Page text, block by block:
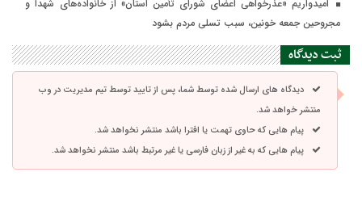
امیدواریم «عذرخواهی اعضای شورای تأمین استان» از خانواده‌های شهدا و
مجروحین جمعه خونین، سبب تسلی مردم بشود
ثبت دیدگاه
دیدگاه های ارسال شده توسط شما، پس از تایید توسط تیم مدیریت در وب
منتشر خواهد شد.
پیام هایی که حاوی تهمت یا افترا باشد منتشر نخواهد شد.
پیام هایی که به غیر از زبان فارسی یا غیر مرتبط باشد منتشر نخواهد شد.